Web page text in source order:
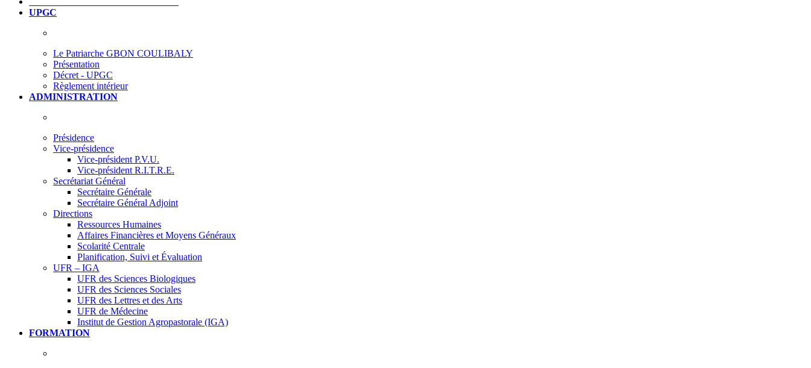
UPGC
Le Patriarche GBON COULIBALY
Présentation
Décret - UPGC
Règlement intérieur
ADMINISTRATION
Présidence
Vice-présidence
Vice-président P.V.U.
Vice-président R.I.T.R.E.
Secrétariat Général
Secrétaire Générale
Secrétaire Général Adjoint
Directions
Ressources Humaines
Affaires Financières et Moyens Généraux
Scolarité Centrale
Planification, Suivi et Évaluation
UFR – IGA
UFR des Sciences Biologiques
UFR des Sciences Sociales
UFR des Lettres et des Arts
UFR de Médecine
Institut de Gestion Agropastorale (IGA)
FORMATION